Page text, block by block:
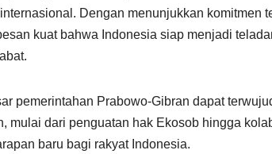
Dengan menunjukkan komitmen
kuat bahwa Indonesia siap menjadi
pemerintahan Prabowo-Gibran dapat
mulai dari penguatan hak Ekosob hingga
baru bagi rakyat Indonesia.